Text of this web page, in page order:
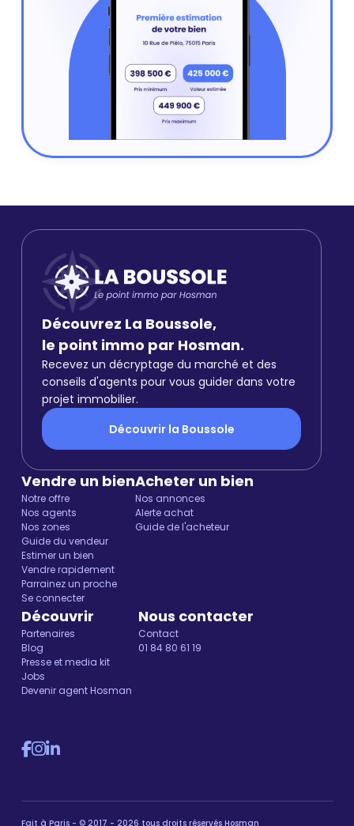
Découvrez La Boussole,
le point immo par Hosman.
Recevez un décryptage du marché et des
conseils d'agents pour vous guider dans votre
projet immobilier.
Découvrir la Boussole
Vendre un bien
Notre offre
Nos agents
Nos zones
Guide du vendeur
Estimer un bien
Vendre rapidement
Parrainez un proche
Se connecter
Acheter un bien
Nos annonces
Alerte achat
Guide de l'acheteur
Découvrir
Partenaires
Blog
Presse et media kit
Jobs
Devenir agent Hosman
Nous contacter
Contact
01 84 80 61 19
Fait à Paris - © 2017 - 2026 tous droits réservés Hosman